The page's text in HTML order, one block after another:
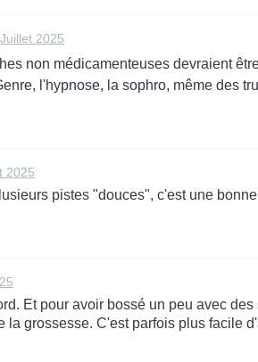
2025
non médicamenteuses devraient
l'hypnose, la sophro, même des
2025
pistes "douces", c'est une
Et pour avoir bossé un peu avec
la grossesse. C'est parfois plus facile